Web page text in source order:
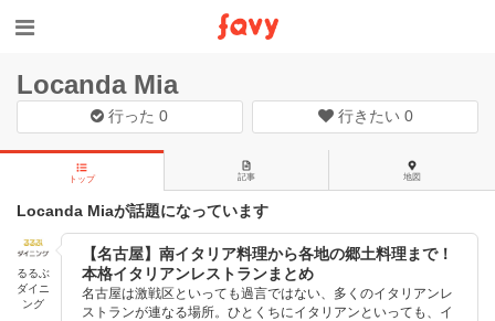
Locanda Mia
行った0 行きたい 0
トップ 記事 地図
Locanda Miaが話題になっています
るるぶ
ダイニ
ング
【名古屋】南イタリア料理から各地の郷土料理まで！
本格イタリアンレストランまとめ
名古屋は激戦区といっても過言ではない、多くのイタリアンレ
ストランが連なる場所。ひとくちにイタリアンといっても、イ